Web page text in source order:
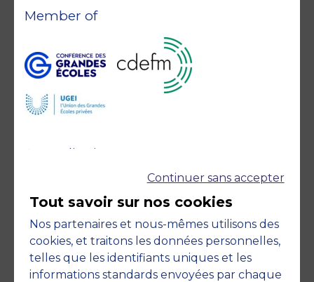
Accreditations
Member of
Engagements
Continuer sans accepter
Tout savoir sur nos cookies
Nos partenaires et nous-mêmes utilisons des
cookies, et traitons les données personnelles,
telles que les identifiants uniques et les
informations standards envoyées par chaque